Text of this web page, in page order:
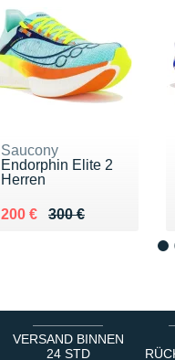
Saucony
Endorphin Elite 2
Herren
300 €
Au lieu de 300 €
200 €
Vendu 200 €
VERSAND BINNEN
24 STD